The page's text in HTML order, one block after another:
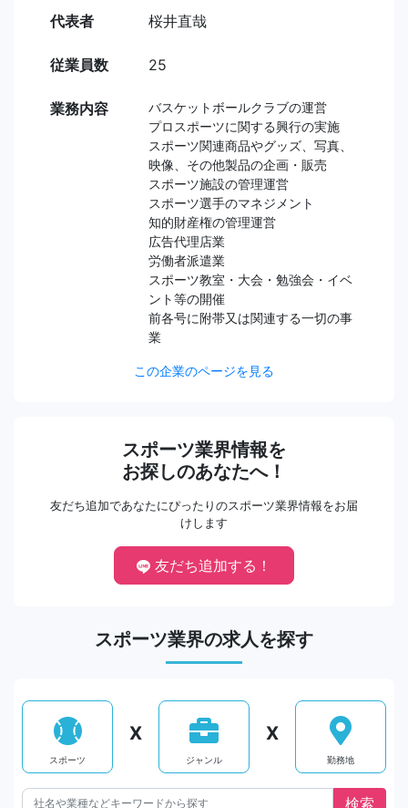
代表者 桜井直哉
従業員数 25
業務内容
バスケットボールクラブの運営
プロスポーツに関する興行の実施
スポーツ関連商品やグッズ、写真、
映像、その他製品の企画・販売
スポーツ施設の管理運営
スポーツ選手のマネジメント
知的財産権の管理運営
広告代理店業
労働者派遣業
スポーツ教室・大会・勉強会・イベ
ント等の開催
前各号に附帯又は関連する一切の事
業
この企業のページを見る
スポーツ業界情報を
お探しのあなたへ！
友だち追加であなたにぴったりのスポーツ業界情報をお届
けします
友だち追加する！
スポーツ業界の求人を探す
スポーツ
X
ジャンル
X
勤務地